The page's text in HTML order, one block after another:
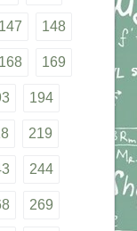
147 148
168 169
194
219
244
269